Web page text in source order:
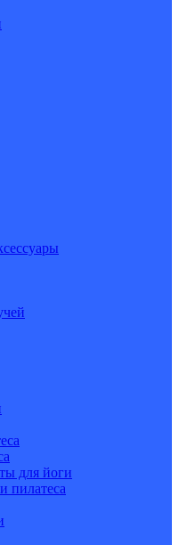
для йоги
пилатеса